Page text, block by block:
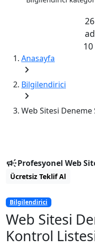
Anasayfa
chevron_right
Bilgilendirici
chevron_right
Web Sitesi
campaignProfesyonel Web
Ücretsiz Teklif Al
Bilgilendirici
Web Sitesi
Kontrol